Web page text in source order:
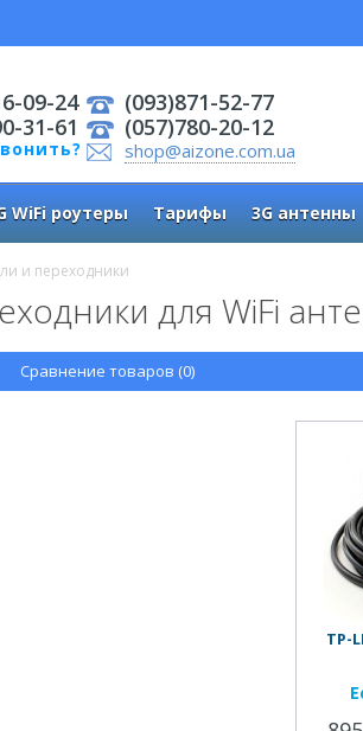
09-24
31-61
(093)871-52-77
(057)780-20-12
shop@aizone.com.ua
WiFi роутеры Тарифы 3G антенны
и переходники
для WiFi
Сравнение товаров (0)
TP-